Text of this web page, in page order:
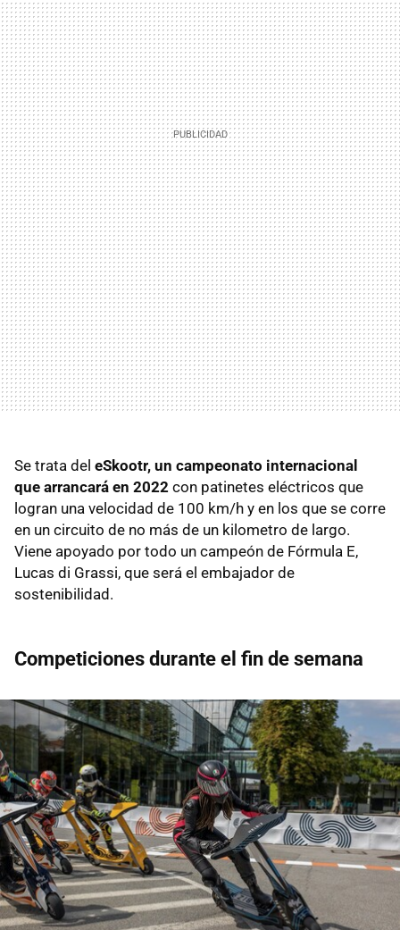
Se trata del eSkootr, un campeonato internacional
que arrancará en 2022 con patinetes eléctricos que
logran una velocidad de 100 km/h y en los que se corre
en un circuito de no más de un kilometro de largo.
Viene apoyado por todo un campeón de Fórmula E,
Lucas di Grassi, que será el embajador de
sostenibilidad.
Competiciones durante el fin de semana